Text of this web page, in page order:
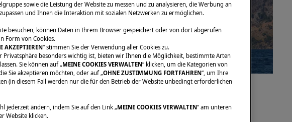
ESCAPADE IN
sowie die Leistung der Website zu messen und zu analysieren, die Werbung an
und Ihnen die Interaktion mit sozialen Netzwerken zu ermöglichen.
besuchen, können Daten in Ihrem Browser gespeichert oder von dort abgerufen
Form von Cookies.
AKZEPTIEREN“ stimmen Sie der Verwendung aller Cookies zu.
Privatsphäre besonders wichtig ist, bieten wir Ihnen die Möglichkeit, bestimmte Arten
Sie können auf „MEINE COOKIES VERWALTEN“ klicken, um die Kategorien von
Sie akzeptieren möchten, oder auf „OHNE ZUSTIMMUNG FORTFAHREN“, um Ihre
(in diesem Fall werden nur die für den Betrieb der Website unbedingt erforderlichen
jederzeit ändern, indem Sie auf den Link „MEINE COOKIES VERWALTEN“ am unteren
Website klicken.